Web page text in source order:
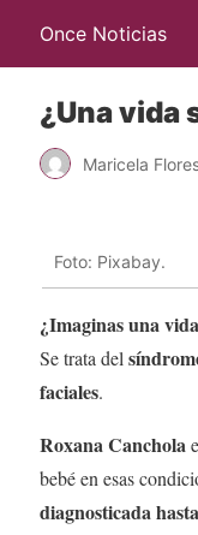
Once Noticias
¿Una vida
Maricela
Foto: Pixabay.
¿Imaginas una
Se trata del
faciales.
Roxana Canchola
bebé en esas
diagnosticada